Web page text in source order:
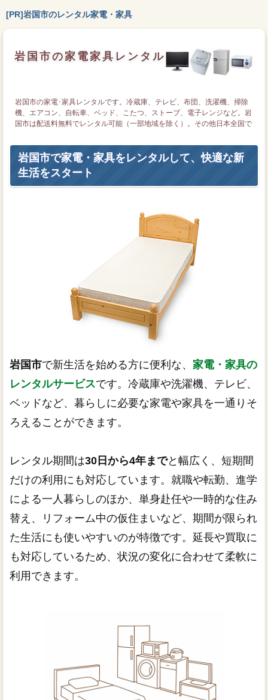
[PR]岩国市のレンタル家電・家具
岩国市の家電家具レンタル
岩国市の家電･家具レンタルです。冷蔵庫、テレビ、布団、洗濯機、掃除
機、エアコン、自転車、ベッド、こたつ、ストーブ、電子レンジなど。岩
国市は配送料無料でレンタル可能（一部地域を除く）。その他日本全国で
岩国市で家電・家具をレンタルして、快適な新
生活をスタート
岩国市で新生活を始める方に便利な、 家電・家具の
レンタルサービスです。冷蔵庫や洗濯機、テレビ、
ベッドなど、暮らしに必要な家電や家具を一通りそ
ろえることができます。
レンタル期間は30日から4年までと幅広く、短期間
だけの利用にも対応しています。就職や転勤、進学
による一人暮らしのほか、単身赴任や一時的な住み
替え、リフォーム中の仮住まいなど、期間が限られ
た生活にも使いやすいのが特徴です。延長や買取に
も対応しているため、状況の変化に合わせて柔軟に
利用できます。